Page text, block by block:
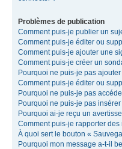
Problèmes de publication
Comment puis-je publier un
Comment puis-je éditer ou
Comment puis-je ajouter une
Comment puis-je créer un
Pourquoi ne puis-je pas
Comment puis-je éditer ou
Pourquoi ne puis-je pas
Pourquoi ne puis-je pas
Pourquoi ai-je reçu un
Comment puis-je rapporter
À quoi sert le bouton «
Pourquoi mon message a-t-il